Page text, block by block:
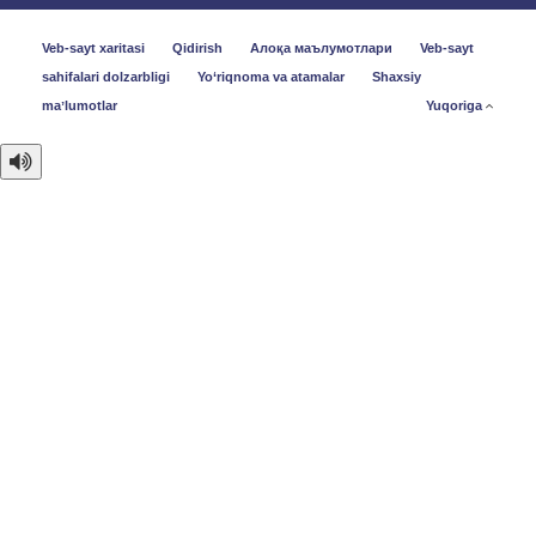
Veb-sayt xaritasi Qidirish Алоқа маълумотлари
Veb-sayt
sahifalari dolzarbligi
Yo‘riqnoma va atamalar
Shaxsiy
maʼlumotlar
Yuqoriga